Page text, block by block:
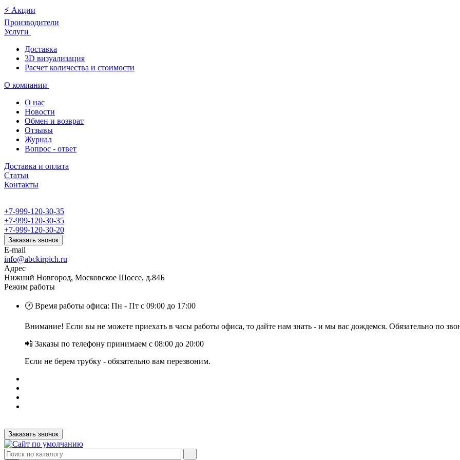
⚡️ Акции
Производители
Услуги
Доставка
3D визуализация
Расчет количества и стоимости
О компании
О нас
Новости
Обмен и возврат
Отзывы
Журнал
Вопрос - ответ
Доставка и оплата
Статьи
Контакты
+7-999-120-30-35
+7-999-120-30-35
+7-999-120-30-20
Заказать звонок
E-mail
info@abckirpich.ru
Адрес
Нижний Новгород, Московское Шоссе, д.84Б
Режим работы
🕐 Время работы офиса: Пн - Пт с 09:00 до 17:00
Внимание! Если вы не можете приехать в часы работы офиса, то дайте нам знать - и мы вас дождемся. Обязательно по
📲 Заказы по телефону принимаем с 08:00 до 20:00
Если не берем трубку - обязательно вам перезвоним.
Заказать звонок